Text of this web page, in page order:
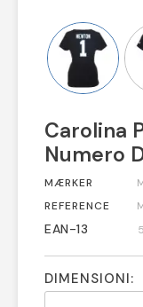
Carolina
Numero
MÆRKER
REFERENCE
EAN-13
DIMENSIONI: